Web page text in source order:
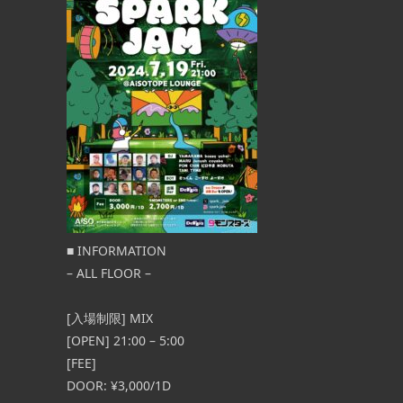
■ INFORMATION
– ALL FLOOR –
[入場制限] MIX
[OPEN] 21:00 – 5:00
[FEE]
DOOR: ¥3,000/1D
◉1部 OPEN
/ START
[OPEN] 20:00 – 24:00 [FEE] 1st DRINK
¥1,000（2杯目以降は通常料 […] ...